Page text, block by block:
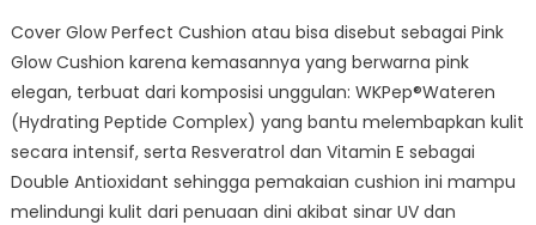
Mahalini
Cover Glow Perfect Cushion atau bisa disebut sebagai Pink
Glow Cushion karena kemasannya yang berwarna pink
elegan, terbuat dari komposisi unggulan: WKPep®Wateren
(Hydrating Peptide Complex) yang bantu melembapkan kulit
secara intensif, serta Resveratrol dan Vitamin E sebagai
Double Antioxidant sehingga pemakaian cushion ini mampu
melindungi kulit dari penuaan dini akibat sinar UV dan